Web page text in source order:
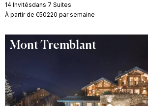
14 Invitésdans 7 Suites
À partir de €50220 par semaine
Mont Tremblant